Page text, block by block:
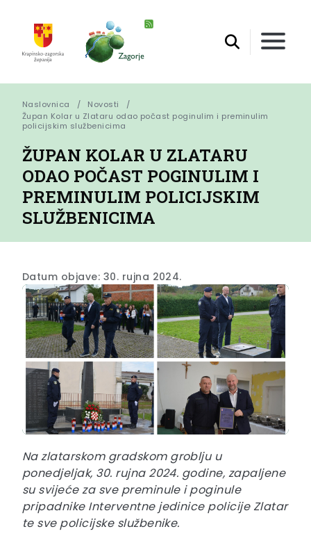
Naslovnica
Novosti
Župan Kolar u Zlataru odao počast poginulim i preminulim
policijskim službenicima
ŽUPAN KOLAR U ZLATARU
ODAO POČAST POGINULIM I
PREMINULIM POLICIJSKIM
SLUŽBENICIMA
Datum objave: 30. rujna 2024.
Na zlatarskom gradskom groblju u
ponedjeljak, 30. rujna 2024. godine, zapaljene
su svijeće za sve preminule i poginule
pripadnike Interventne jedinice policije Zlatar
te sve policijske službenike.